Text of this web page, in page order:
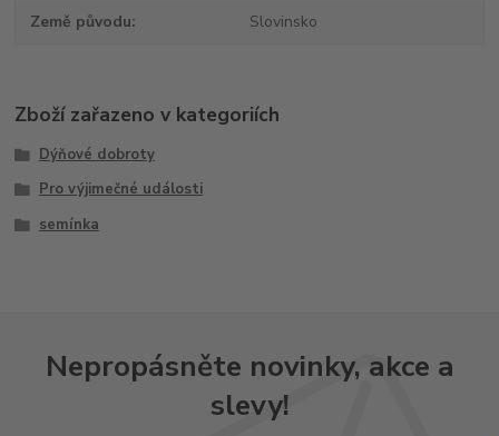
Země původu Slovinsko
Zboží zařazeno v kategoriích
Dýňové dobroty
Pro výjimečné události
semínka
Nepropásněte novinky, akce a
slevy!